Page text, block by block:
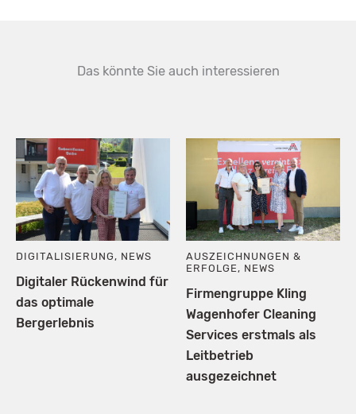
Das könnte Sie auch interessieren
DIGITALISIERUNG , NEWS
Digitaler Rückenwind für
das optimale
Bergerlebnis
AUSZEICHNUNGEN &
ERFOLGE, NEWS
Firmengruppe Kling
Wagenhofer Cleaning
Services erstmals als
Leitbetrieb
ausgezeichnet